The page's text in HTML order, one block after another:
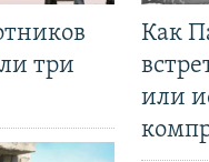
три
Как
или